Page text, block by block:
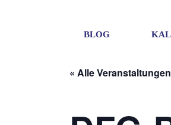
BLOG
« Alle Veranstaltungen